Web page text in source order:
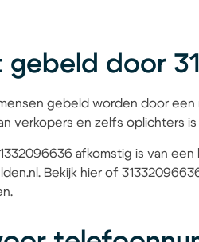
gebeld door
gebeld worden door een
verkopers en zelfs oplichters
afkomstig is van
Bekijk hier of